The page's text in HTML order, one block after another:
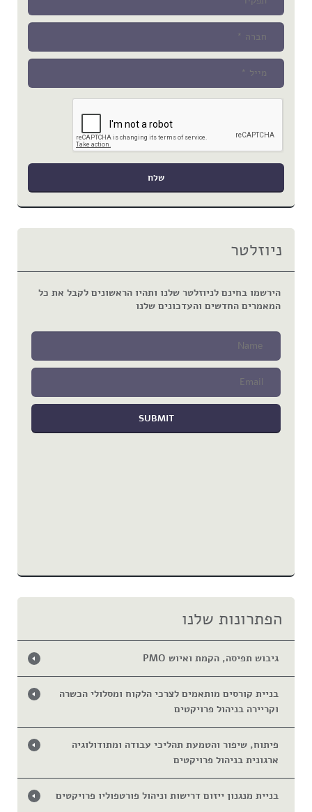
ניוזלטר
הירשמו בחינם לניוזלטר שלנו ותהיו הראשונים לקבל את כל
המאמרים החדשים והעדכונים שלנו
הפתרונות שלנו
גיבוש תפיסה, הקמת ואיוש PMO
בניית קורסים מותאמים לצרכי הלקוח ומסלולי הכשרה
וקריירה בניהול פרויקטים
פיתוח, שיפור והטמעת תהליכי עבודה ומתודולוגיה
ארגונית בניהול פרויקטים
בניית מנגנון ייזום דרישות וניהול פורטפוליו פרויקטים